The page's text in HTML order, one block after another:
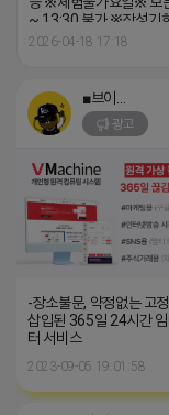
~ 13:30 불가 ※작성기
후 3일 이내 ※체험신청
릴스체험단
https://forms.gle/
※특이사항※ 방문인원
용은 본인부담입니다.
2026-04-18 17:18
광고
-장소불문, 약정없는 고
삽입된 365일 24시간
터 서비스
2023-09-05 19:01:58